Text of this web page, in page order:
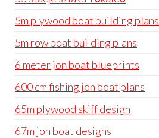
5m plywood boat building plans
5m row boat building plans
6 meter jon boat blueprints
600 cm fishing jon boat plans
65m plywood skiff design
67m jon boat designs